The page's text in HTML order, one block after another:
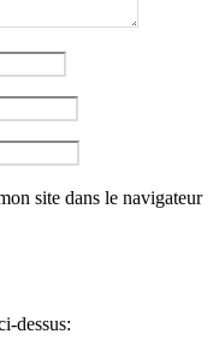
site dans le navigateur
dessus: